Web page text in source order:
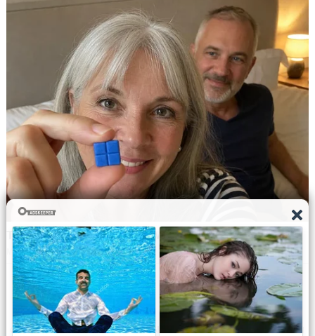
© Copyright All right reserved ByNavbharat Samay WordPress Powered